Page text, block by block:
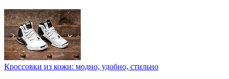
Кроссовки из кожи: модно, удобно, стильно